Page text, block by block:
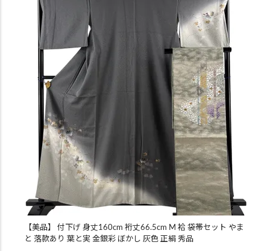
【美品】 付下げ 身丈160cm 裄丈66.5cm M 袷 袋帯セット やま
と 落款あり 葉と実 金銀彩 ぼかし 灰色 正絹 秀品